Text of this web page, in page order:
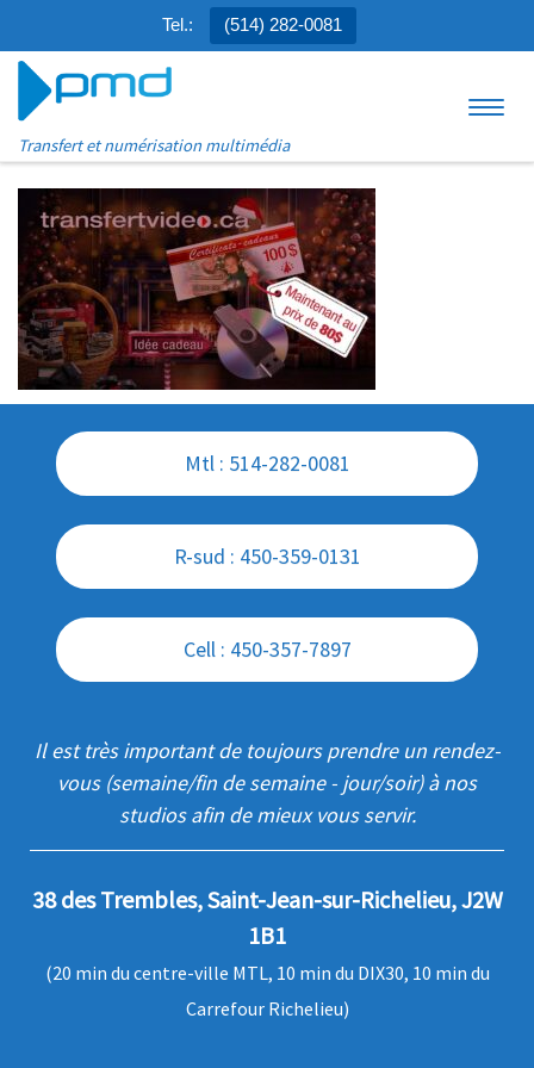
Tel.: (514) 282-0081
Transfert et numérisation multimédia
Mtl : 514-282-0081
R-sud : 450-359-0131
Cell : 450-357-7897
Il est très important de toujours prendre un rendez-
vous (semaine/fin de semaine - jour/soir) à nos
studios afin de mieux vous servir.
38 des Trembles, Saint-Jean-sur-Richelieu, J2W
1B1
(20 min du centre-ville MTL, 10 min du DIX30, 10 min du
Carrefour Richelieu)